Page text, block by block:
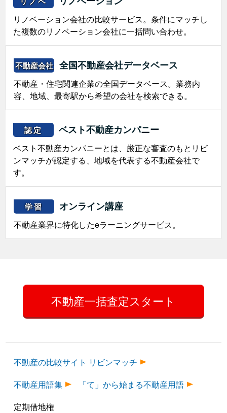
リノベーション会社の比較サービス。条件にマッチし
た複数のリノベーション会社に一括問い合わせ。
不動産会社 全国不動産会社データベース
不動産・住宅関連企業の全国データベース。業務内
容、地域、最寄駅から希望の会社を検索できる。
認定 ベスト不動産カンパニー
ベスト不動産カンパニーとは、厳正な審査のもとリビ
ンマッチが認定する、地域を代表する不動産会社で
す。
学習 オンライン講座
不動産業界に特化したeラーニングサービス。
不動産一括査定スタート
不動産の比較サイト リビンマッチ
不動産用語集
「て」から始まる不動産用語
定期借地権